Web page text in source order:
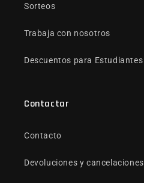
Sorteos
Trabaja con nosotros
Descuentos para Estudiantes
Contactar
Contacto
Devoluciones y cancelaciones